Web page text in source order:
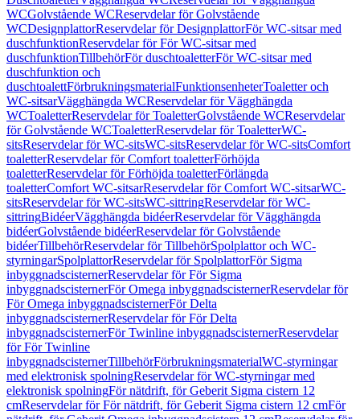
WCGolvstående WCReservdelar för Golvstående
WCDesignplattorReservdelar för DesignplattorFör WC-sitsar med
duschfunktionReservdelar för För WC-sitsar med
duschfunktionTillbehörFör duschtoaletterFör WC-sitsar med
duschfunktion och
duschtoalettFörbrukningsmaterialFunktionsenheterToaletter och
WC-sitsarVägghängda WCReservdelar för Vägghängda
WCToaletterReservdelar för ToaletterGolvstående WCReservdelar
för Golvstående WCToaletterReservdelar för ToaletterWC-
sitsReservdelar för WC-sitsWC-sitsReservdelar för WC-sitsComfort
toaletterReservdelar för Comfort toaletterFörhöjda
toaletterReservdelar för Förhöjda toaletterFörlängda
toaletterComfort WC-sitsarReservdelar för Comfort WC-sitsarWC-
sitsReservdelar för WC-sitsWC-sittringReservdelar för WC-
sittringBidéerVägghängda bidéerReservdelar för Vägghängda
bidéerGolvstående bidéerReservdelar för Golvstående
bidéerTillbehörReservdelar för TillbehörSpolplattor och WC-
styrningarSpolplattorReservdelar för SpolplattorFör Sigma
inbyggnadscisternerReservdelar för För Sigma
inbyggnadscisternerFör Omega inbyggnadscisternerReservdelar för
För Omega inbyggnadscisternerFör Delta
inbyggnadscisternerReservdelar för För Delta
inbyggnadscisternerFör Twinline inbyggnadscisternerReservdelar
för För Twinline
inbyggnadscisternerTillbehörFörbrukningsmaterialWC-styrningar
med elektronisk spolningReservdelar för WC-styrningar med
elektronisk spolningFör nätdrift, för Geberit Sigma cistern 12
cmReservdelar för För nätdrift, för Geberit Sigma cistern 12 cmFör